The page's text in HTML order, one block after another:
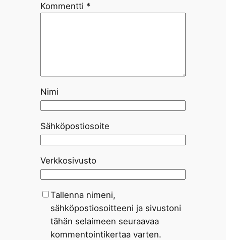
Kommentti *
Nimi
Sähköpostiosoite
Verkkosivusto
Tallenna nimeni,
sähköpostiosoitteeni ja sivustoni
tähän selaimeen seuraavaa
kommentointikertaa varten.